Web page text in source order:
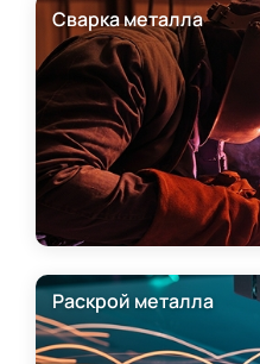
Сварка металла
Раскрой металла